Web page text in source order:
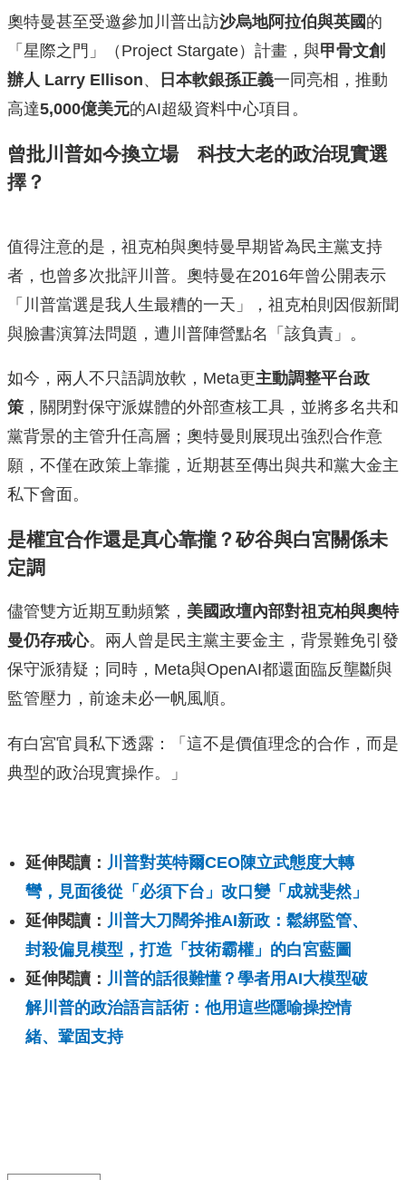
奧特曼甚至受邀參加川普出訪沙烏地阿拉伯與英國 的
「星際之門」（Project Stargate）計畫，與甲骨文創
辦人 Larry Ellison、 日本軟銀孫正義一同亮相，推動
高達5,000億美元的AI超級資料中心項目。
曾批川普如今換立場 科技大老的政治現實選
擇？
值得注意的是，祖克柏與奧特曼早期皆為民主黨支持
者，也曾多次批評川普。奧特曼在2016年曾公開表示
「川普當選是我人生最糟的一天」，祖克柏則因假新聞
與臉書演算法問題，遭川普陣營點名「該負責」。
如今，兩人不只語調放軟，Meta更主動調整平台政
策 ，關閉對保守派媒體的外部查核工具，並將多名共和
黨背景的主管升任高層；奧特曼則展現出強烈合作意
願，不僅在政策上靠攏，近期甚至傳出與共和黨大金主
私下會面。
是權宜合作還是真心靠攏？矽谷與白宮關係未
定調
儘管雙方近期互動頻繁， 美國政壇內部對祖克柏與奧特
曼仍存戒心。兩人曾是民主黨主要金主，背景難免引發
保守派猜疑；同時，Meta與OpenAI都還面臨反壟斷與
監管壓力，前途未必一帆風順。
有白宮官員私下透露：「這不是價值理念的合作，而是
典型的政治現實操作。」
延伸閱讀： 川普對英特爾CEO陳立武態度大轉
彎，見面後從「必須下台」改口變「成就斐然」
延伸閱讀： 川普大刀闊斧推AI新政：鬆綁監管、
封殺偏見模型，打造「技術霸權」的白宮藍圖
延伸閱讀： 川普的話很難懂？學者用AI大模型破
解川普的政治語言話術：他用這些隱喻操控情
緒、鞏固支持